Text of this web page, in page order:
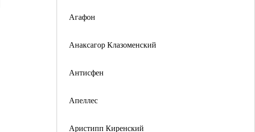
Агафон
Анаксагор Клазоменский
Антисфен
Апеллес
Аристипп Киренский